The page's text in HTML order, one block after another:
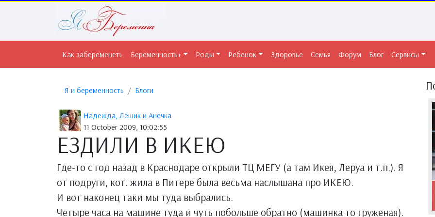
Как забеременеть Беременность+ Роды Ребенок Здоровье Семья Форум Блог Сервисы
Я и беременность Блоги
Надежда, Лёшик и Анечка
11 October 2009, 10:02:55
ЕЗДИЛИ В ИКЕЮ
Где-то с год назад в Краснодаре открыли ТЦ МЕГУ (а там Икея, Леруа и т.п.). Я
от подруги, кот. жила в Питере была весьма наслышана про ИКЕЮ.
И вот наконец таки мы туда выбрались.
Четыре часа на машине туда и чуть побольше обратно (машинка то груженая).